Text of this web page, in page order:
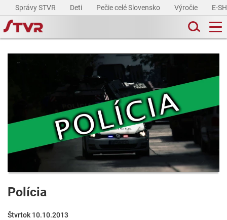
Správy STVR Deti Pečie celé Slovensko Výročie E-
Polícia
Štvrtok 10.10.2013